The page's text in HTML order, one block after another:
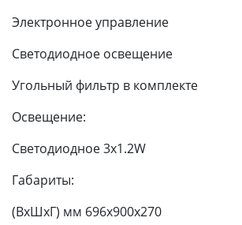
Электронное управление
Светодиодное освещение
Угольный фильтр в комплекте
Освещение:
Светодиодное 3x1.2W
Габариты:
(ВхШхГ) мм 696х900х270